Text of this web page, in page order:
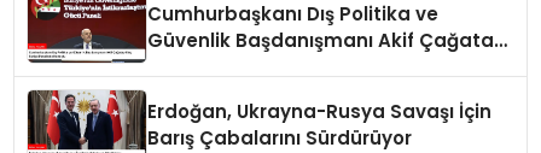
Cumhurbaşkanı Dış Politika ve
Güvenlik Başdanışmanı Akif Çağatay
Erdoğan, Ukrayna-Rusya Savaşı İçin
Barış Çabalarını Sürdürüyor